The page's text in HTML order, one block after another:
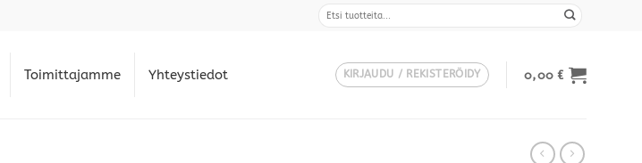
Toimittajamme Yhteystiedot KIRJAUDU / REKISTERÖIDY 0,00€